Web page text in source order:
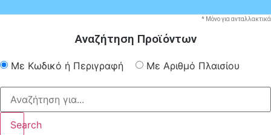
* Μόνο για ανταλλακτικά
Αναζήτηση Προϊόντων
Με Κωδικό ή Περιγραφή Με Αριθμό Πλαισίου
Search